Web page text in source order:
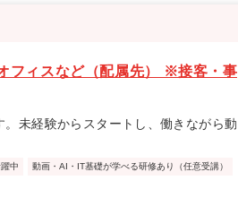
フィスなど（配属先） ※接客・事
。未経験からスタートし、働きながら動
中 動画・AI・IT基礎が学べる研修あり（任意受講）